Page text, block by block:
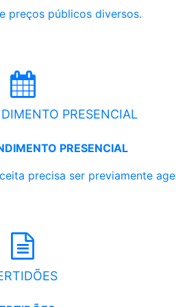
preços públicos diversos.
PRESENCIAL
PRESENCIAL
precisa ser previamente